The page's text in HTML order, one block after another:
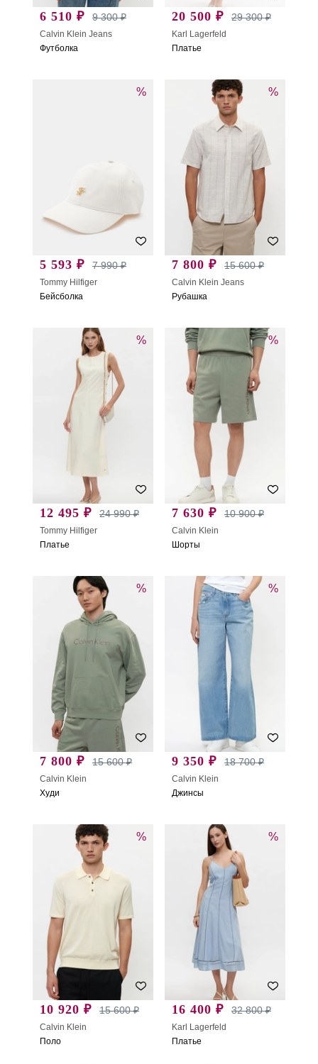
6 510 ₽ 9 300 ₽
Calvin Klein Jeans
Футболка
20 500 ₽ 29 300 ₽
Karl Lagerfeld
Платье
%
5 593 ₽ 7 990 ₽
Tommy Hilfiger
Бейсболка
%
7 800 ₽ 15 600 ₽
Calvin Klein Jeans
Рубашка
%
12 495 ₽ 24 990 ₽
Tommy Hilfiger
Платье
%
7 630 ₽ 10 900 ₽
Calvin Klein
Шорты
%
7 800 ₽ 15 600 ₽
Calvin Klein
Худи
%
9 350 ₽ 18 700 ₽
Calvin Klein
Джинсы
%
10 920 ₽ 15 600 ₽
Calvin Klein
Поло
%
16 400 ₽ 32 800 ₽
Karl Lagerfeld
Платье